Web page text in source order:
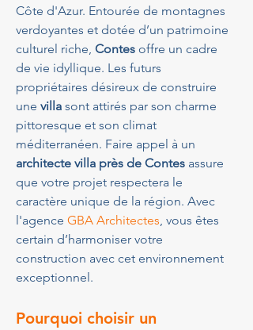
Côte d'Azur. Entourée de montagnes
verdoyantes et dotée d’un patrimoine
culturel riche, Contes offre un cadre
de vie idyllique. Les futurs
propriétaires désireux de construire
une villa sont attirés par son charme
pittoresque et son climat
méditerranéen. Faire appel à un
architecte villa près de Contes assure
que votre projet respectera le
caractère unique de la région. Avec
l'agence GBA Architectes, vous êtes
certain d’harmoniser votre
construction avec cet environnement
exceptionnel.
Pourquoi choisir un